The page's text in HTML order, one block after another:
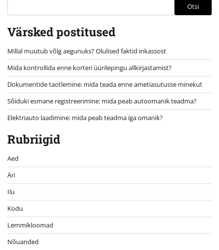
Otsi
Värsked postitused
Millal muutub võlg aegunuks? Olulised faktid inkassost
Mida kontrollida enne korteri üürilepingu allkirjastamist?
Dokumentide taotlemine: mida teada enne ametiasutusse minekut
Sõiduki esmane registreerimine: mida peab autoomanik teadma?
Elektriauto laadimine: mida peab teadma iga omanik?
Rubriigid
Aed
Äri
Ilu
Kodu
Lemmikloomad
Nõuanded